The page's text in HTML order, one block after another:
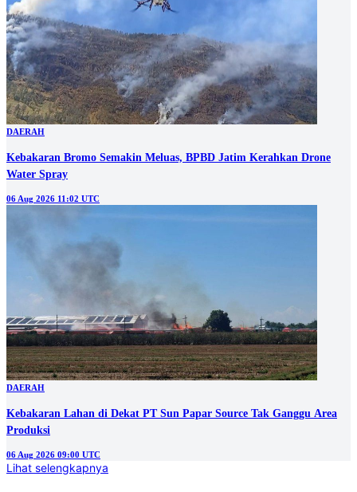
DAERAH
Kebakaran Bromo Semakin Meluas, BPBD Jatim Kerahkan Drone
Water Spray
06 Aug 2026 11:02 UTC
DAERAH
Kebakaran Lahan di Dekat PT Sun Papar Source Tak Ganggu Area
Produksi
06 Aug 2026 09:00 UTC
Lihat selengkapnya